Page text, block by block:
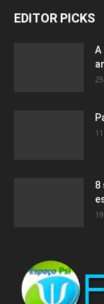
EDITOR PICKS
A
8